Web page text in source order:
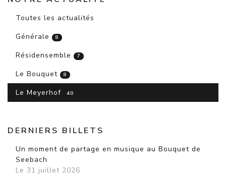
Toutes les actualités
Générale
8
Résidensemble 7
Le Bouquet 8
Le Meyerhof 40
DERNIERS BILLETS
Un moment de partage en musique au Bouquet de
Seebach
Le 31 juillet 2026